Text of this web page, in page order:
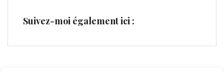
Suivez-moi également ici :